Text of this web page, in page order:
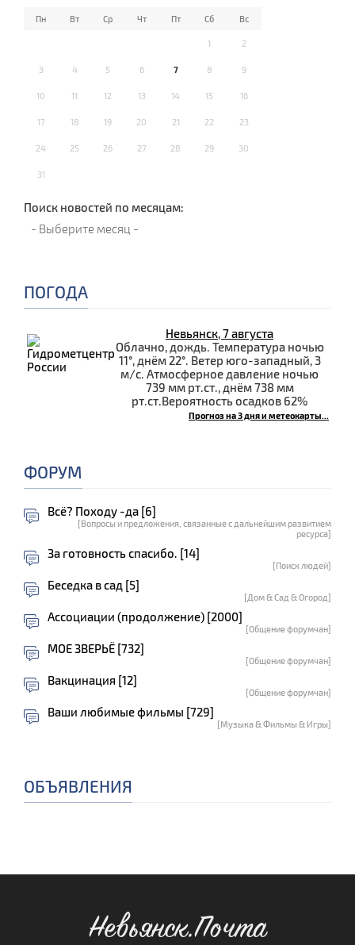
Пн Вт Ср Чт Пт Сб Вс
1 2
3 4 5 6 7 8 9
10 11 12 13 14 15 16
17 18 19 20 21 22 23
24 25 26 27 28 29 30
31
Поиск новостей по месяцам:
ПОГОДА
Невьянск, 7 августа
Облачно, дождь. Температура ночью
11°, днём 22°. Ветер юго-западный, 3
м/с. Атмосферное давление ночью
739 мм рт.ст., днём 738 мм
рт.ст.Вероятность осадков 62%
Прогноз на 3 дня и метеокарты...
ФОРУМ
Всё? Походу -да [6]
[Вопросы и предложения, связанные с дальнейшим развитием
ресурса]
За готовность спасибо. [14]
[Поиск людей]
Беседка в сад [5]
[Дом & Сад & Огород]
Ассоциации (продолжение) [2000]
[Общение форумчан]
МОЕ ЗВЕРЬЁ [732]
[Общение форумчан]
Вакцинация [12]
[Общение форумчан]
Ваши любимые фильмы [729]
[Музыка & Фильмы & Игры]
ОБЪЯВЛЕНИЯ
Невьянск.Почта